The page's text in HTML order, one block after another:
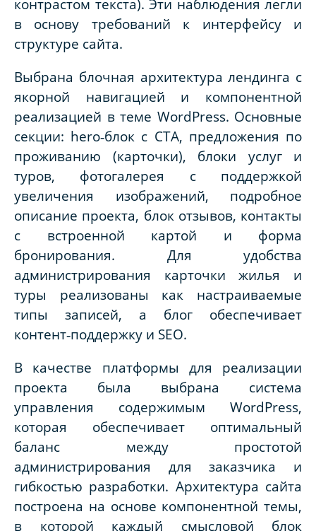
контрастом текста). Эти наблюдения легли
в основу требований к интерфейсу и
структуре сайта.
Выбрана блочная архитектура лендинга с
якорной навигацией и компонентной
реализацией в теме WordPress. Основные
секции: hero‑блок с CTA, предложения по
проживанию (карточки), блоки услуг и
туров, фотогалерея с поддержкой
увеличения изображений, подробное
описание проекта, блок отзывов, контакты
с встроенной картой и форма
бронирования. Для удобства
администрирования карточки жилья и
туры реализованы как настраиваемые
типы записей, а блог обеспечивает
контент‑поддержку и SEO.
В качестве платформы для реализации
проекта была выбрана система
управления содержимым WordPress,
которая обеспечивает оптимальный
баланс между простотой
администрирования для заказчика и
гибкостью разработки. Архитектура сайта
построена на основе компонентной темы,
в которой каждый смысловой блок